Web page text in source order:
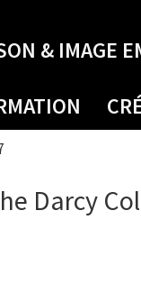
& IMAGE
Darcy